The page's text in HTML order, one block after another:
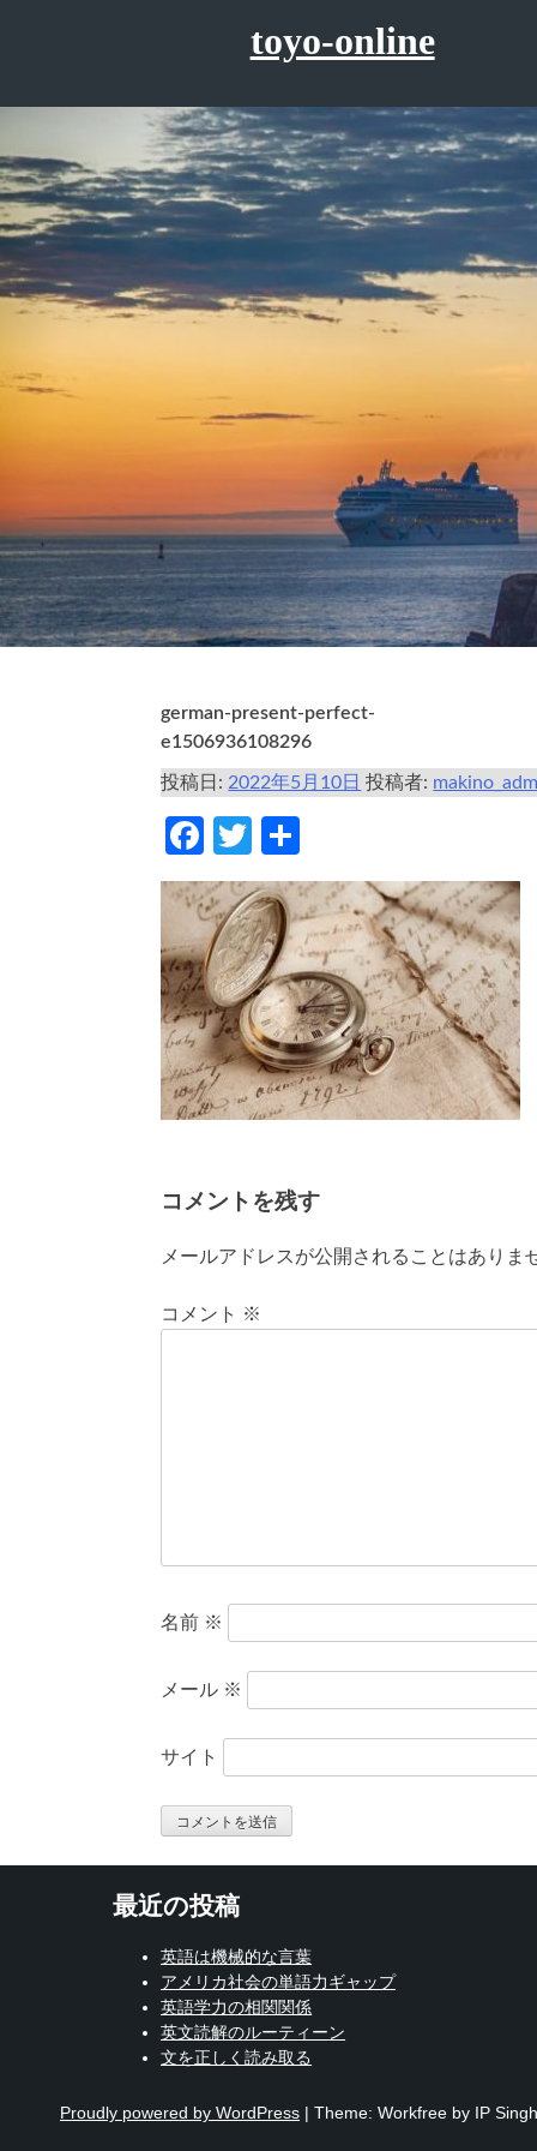
へ
ス
キ
ッ
プ
toyo-online
german-present-perfect-
e1506936108296
投稿日:2022年5月10日 投稿者:
Facebook
Twitter
有
コメントを残す
メールアドレスが公開されることはありま
コメント ※
名前 ※
メール ※
サイト
最近の投稿
英語は機械的な言葉
アメリカ社会の単語力ギャップ
英語学力の相関関係
英文読解のルーティーン
文を正しく読み取る
Proudly powered by WordPress | Theme: Workfree by IP